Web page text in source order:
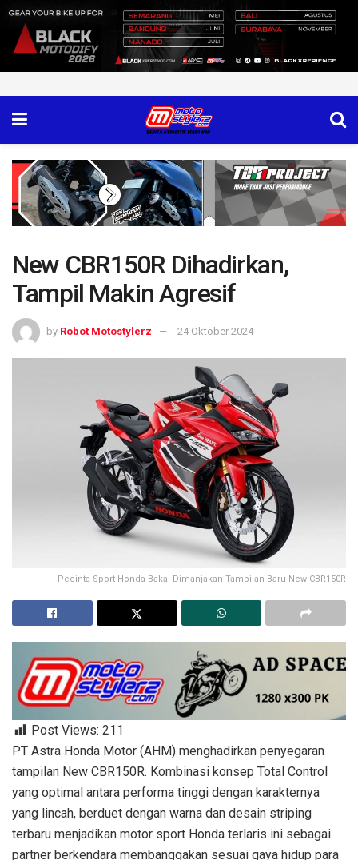
New CBR150R Dihadirkan,
Tampil Makin Agresif
by Robot Motostylerz 24 Oktober 2024
Pecinta Sport Honda Bakal Dimanjakan Tampilan Baru New CBR150R
Post Views: 211
PT Astra Honda Motor (AHM) menghadirkan penyegaran
tampilan New CBR150R. Kombinasi konsep Total Control
yang optimal antara performa tinggi dengan karakternya
yang lincah, berduet dengan warna dan desain striping
terbaru menjadikan motor sport Honda terlaris ini sebagai
partner berkendara membanggakan sesuai gaya hidup para